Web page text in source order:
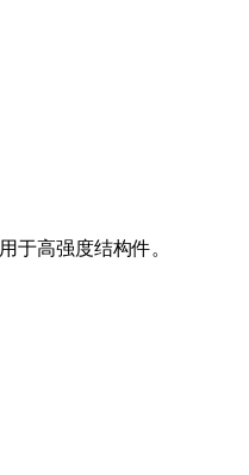
用于高强度结构件。